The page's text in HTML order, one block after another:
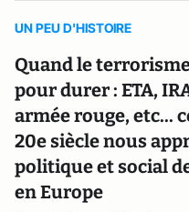
UN PEU D'HISTOIRE
Quand le
pour durer : ETA,
armée rouge, etc...
20e siècle nous
politique et social
en Europe